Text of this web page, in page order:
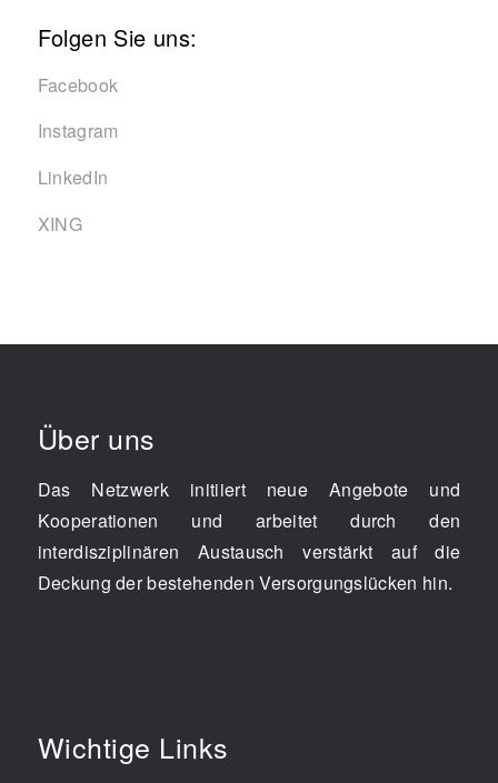
Folgen Sie uns:
Facebook
Instagram
LinkedIn
XING
Über uns
Das Netzwerk initiiert neue Angebote und
Kooperationen und arbeitet durch den
interdisziplinären Austausch verstärkt auf die
Deckung der bestehenden Versorgungslücken hin.
Wichtige Links